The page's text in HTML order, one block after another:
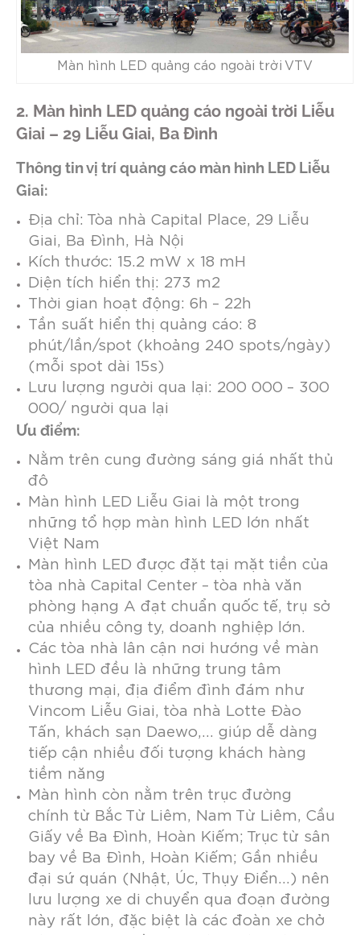
Màn hình LED quảng cáo ngoài trời VTV
2. Màn hình LED quảng cáo ngoài trời Liễu
Giai – 29 Liễu Giai, Ba Đình
Thông tin vị trí quảng cáo màn hình LED Liễu
Giai:
Địa chỉ: Tòa nhà Capital Place, 29 Liễu
Giai, Ba Đình, Hà Nội
Kích thước: 15.2 mW x 18 mH
Diện tích hiển thị: 273 m2
T hời gian hoạt động: 6h – 22h
Tần suất hiển thị quảng cáo: 8
phút/lần/spot (khoảng 240 spots/ngày)
(mỗi spot dài 15s)
Lưu lượng người qua lại: 200 000 – 300
000/ người qua lại
Ưu điểm:
Nằm trên cung đường sáng giá nhất thủ
đô
Màn hình LED Liễu Giai là một trong
những tổ hợp màn hình LED lớn nhất
Việt Nam
Màn hình LED được đặt tại mặt tiền của
tòa nhà Capital Center – tòa nhà văn
phòng hạng A đạt chuẩn quốc tế, trụ sở
của nhiều công ty, doanh nghiệp lớn.
Các tòa nhà lân cận nơi hướng về màn
hình LED đều là những trung tâm
thương mại, địa điểm đình đám như
Vincom Liễu Giai, tòa nhà Lotte Đào
Tấn, khách sạn Daewo,… giúp dễ dàng
tiếp cận nhiều đối tượng khách hàng
tiềm năng
Màn hình còn nằm trên trục đường
chính từ Bắc Từ Liêm, Nam Từ Liêm, Cầu
Giấy về Ba Đình, Hoàn Kiếm; Trục từ sân
bay về Ba Đình, Hoàn Kiếm; Gần nhiều
đại sứ quán (Nhật, Úc, Thụy Điển…) nên
lưu lượng xe di chuyển qua đoạn đường
này rất lớn, đặc biệt là các đoàn xe chở